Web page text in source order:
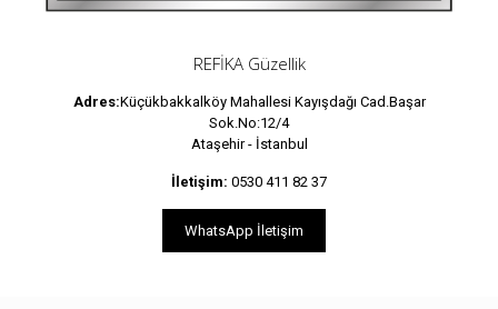
REFİKA Güzellik
Adres:Küçükbakkalköy Mahallesi Kayışdağı Cad.Başar
Sok.No:12/4
Ataşehir - İstanbul
İletişim: 0530 411 82 37
WhatsApp İletişim